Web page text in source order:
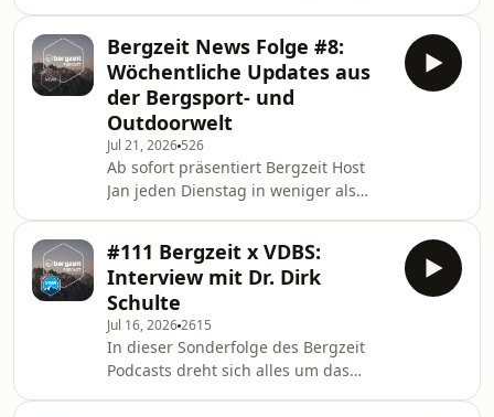
übernehmen, bis hin zur
Herausforder
– von wichtigen Ereignissen aus
Industrie und Handel, aktuellen
Rekorden und Wettkampfergebnissen
bis hin zu exklusiven Einblicken hinter
die Kulissen von Bergzeit.
Bergzeit News Folge #8:
Wöchentliche Updates aus
der Bergsport- und
Outdoorwelt
Jul 21, 2026 526
Ab sofort präsentiert Bergzeit Host
Jan jeden Dienstag in weniger als
– von wichtigen Ereignissen aus
Industrie und Handel, aktuellen
Rekorden und Wettkampfergebnissen
bis hin zu exklusiven Einblicken hinter
die Kulissen von Bergzeit.
#111 Bergzeit x VDBS:
Interview mit Dr. Dirk
Schulte
Jul 16, 20262615
In dieser Sonderfolge des Bergzeit
Podcasts dreht sich alles um das